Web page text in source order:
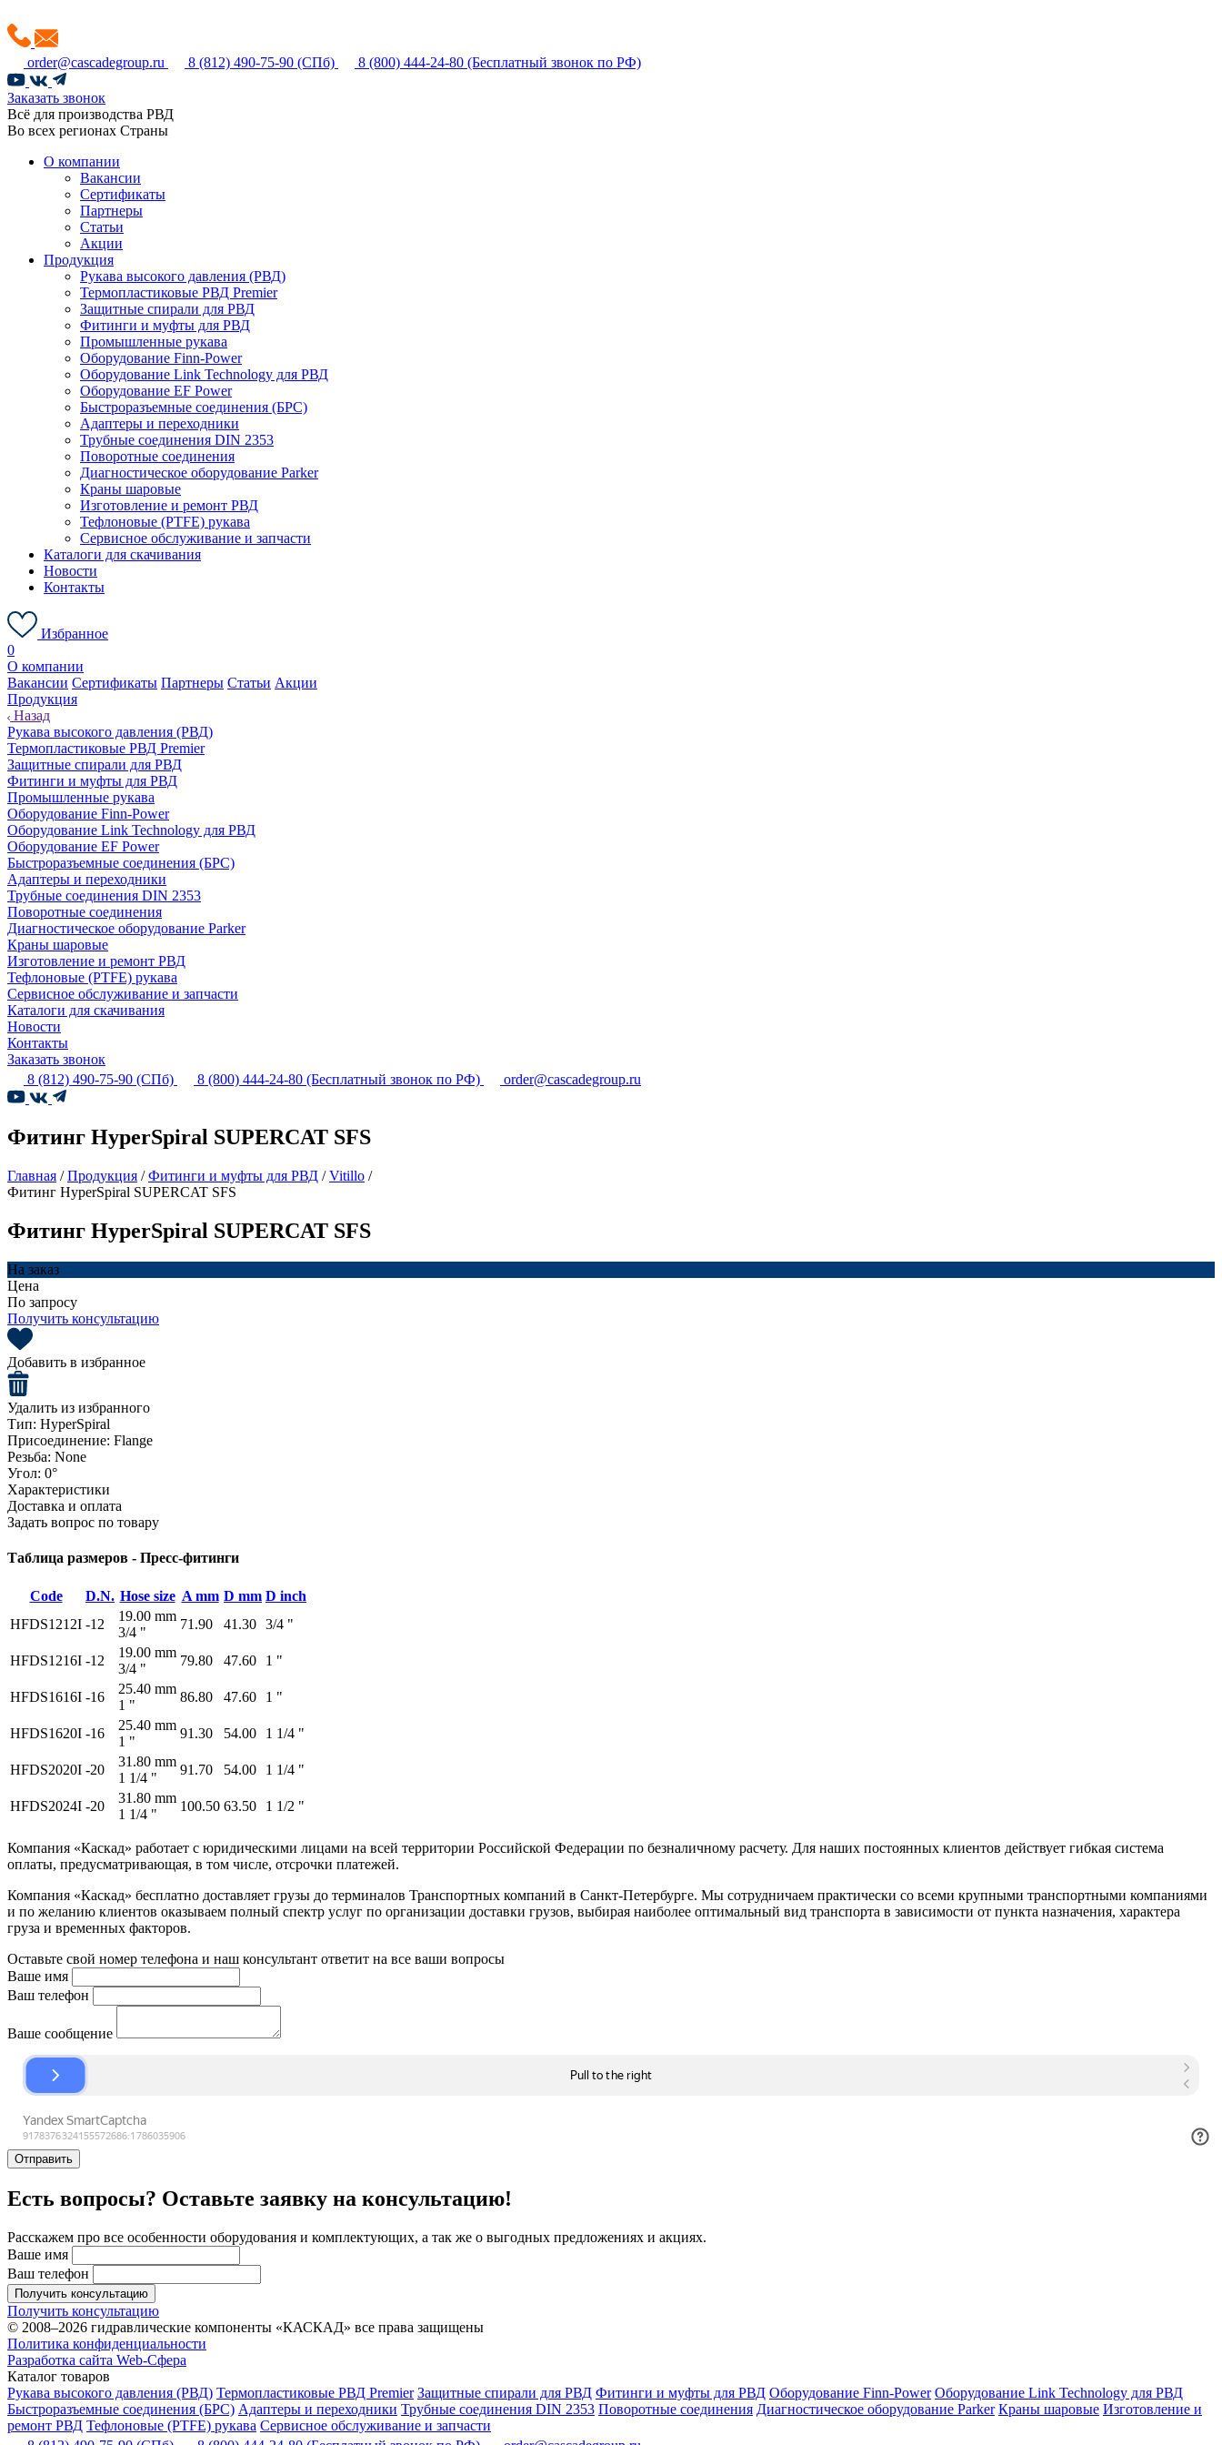
order@cascadegroup.ru 8 (812) 490-75-90 (СПб) 8 (800) 444-24-80 (Бесплатный звонок по РФ)
Заказать звонок
Всё для производства РВД
Во всех регионах Страны
О компании
Вакансии
Сертификаты
Партнеры
Статьи
Акции
Продукция
Рукава высокого давления (РВД)
Термопластиковые РВД Premier
Защитные спирали для РВД
Фитинги и муфты для РВД
Промышленные рукава
Оборудование Finn-Power
Оборудование Link Technology для РВД
Оборудование EF Power
Быстроразъемные соединения (БРС)
Адаптеры и переходники
Трубные соединения DIN 2353
Поворотные соединения
Диагностическое оборудование Parker
Краны шаровые
Изготовление и ремонт РВД
Тефлоновые (PTFE) рукава
Сервисное обслуживание и запчасти
Каталоги для скачивания
Новости
Контакты
Избранное
0
О компании
Вакансии Сертификаты Партнеры Статьи Акции
Продукция
Назад
Рукава высокого давления (РВД)
Термопластиковые РВД Premier
Защитные спирали для РВД
Фитинги и муфты для РВД
Промышленные рукава
Оборудование Finn-Power
Оборудование Link Technology для РВД
Оборудование EF Power
Быстроразъемные соединения (БРС)
Адаптеры и переходники
Трубные соединения DIN 2353
Поворотные соединения
Диагностическое оборудование Parker
Краны шаровые
Изготовление и ремонт РВД
Тефлоновые (PTFE) рукава
Сервисное обслуживание и запчасти
Каталоги для скачивания
Новости
Контакты
Заказать звонок
8 (812) 490-75-90 (СПб) 8 (800) 444-24-80 (Бесплатный звонок по РФ) order@cascadegroup.ru
Фитинг HyperSpiral SUPERCAT SFS
Главная /Продукция /Фитинги и муфты для РВД /Vitillo /
Фитинг HyperSpiral SUPERCAT SFS
Фитинг HyperSpiral SUPERCAT SFS
На заказ
Цена
По запросу
Получить консультацию
Добавить в избранное
Удалить из избранного
Тип: HyperSpiral
Присоединение: Flange
Резьба: None
Угол: 0°
Характеристики
Доставка и оплата
Задать вопрос по товару
Таблица размеров - Пресс-фитинги
Code D.N. Hose size A mm D mm D inch
HFDS1212I -12
19.00 mm
3/4 "
71.90 41.30 3/4 "
HFDS1216I -12
19.00 mm
3/4 "
79.80 47.60 1 "
HFDS1616I -16
25.40 mm
1 "
86.80 47.60 1 "
HFDS1620I -16
25.40 mm
1 "
91.30 54.00 1 1/4 "
HFDS2020I -20
31.80 mm
1 1/4 "
91.70 54.00 1 1/4 "
HFDS2024I -20
31.80 mm
1 1/4 "
100.50 63.50 1 1/2 "
Компания «Каскад» работает с юридическими лицами на всей территории Российской Федерации по безналичному расчету. Для наших постоянных клиентов действует гибкая система
оплаты, предусматривающая, в том числе, отсрочки платежей.
Компания «Каскад» бесплатно доставляет грузы до терминалов Транспортных компаний в Санкт-Петербурге. Мы сотрудничаем практически со всеми крупными транспортными компаниями
и по желанию клиентов оказываем полный спектр услуг по организации доставки грузов, выбирая наиболее оптимальный вид транспорта в зависимости от пункта назначения, характера
груза и временных факторов.
Оставьте свой номер телефона и наш консультант ответит на все ваши вопросы
Ваше имя
Ваш телефон
Ваше сообщение
Отправить
Есть вопросы? Оставьте заявку на консультацию!
Расскажем про все особенности оборудования и комплектующих, а так же о выгодных предложениях и акциях.
Ваше имя
Ваш телефон
Получить консультацию
Получить консультацию
© 2008–2026 гидравлические компоненты «КАСКАД» все права защищены
Политика конфиденциальности
Разработка сайта Web-Сфера
Каталог товаров
Рукава высокого давления (РВД) Термопластиковые РВД Premier Защитные спирали для РВД Фитинги и муфты для РВД Оборудование Finn-Power Оборудование Link Technology для РВД
Быстроразъемные соединения (БРС) Адаптеры и переходники Трубные соединения DIN 2353 Поворотные соединения Диагностическое оборудование Parker Краны шаровые Изготовление и
ремонт РВД Тефлоновые (PTFE) рукава Сервисное обслуживание и запчасти